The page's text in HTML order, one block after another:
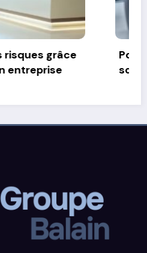
d’un ordinateur
les performances et